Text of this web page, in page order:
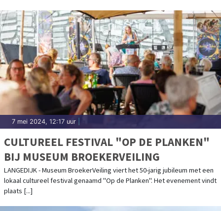
7 mei 2024, 12:17 uur
CULTUREEL FESTIVAL "OP DE PLANKEN"
BIJ MUSEUM BROEKERVEILING
LANGEDIJK - Museum BroekerVeiling viert het 50-jarig jubileum met een
lokaal cultureel festival genaamd "Op de Planken". Het evenement vindt
plaats [...]